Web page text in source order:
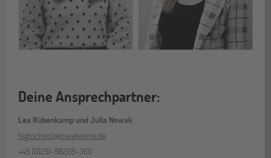
Deine Ansprechpartner:
Lea Rübenkamp und Julia Nowak
highschool@travelworks.de
+49 (0)251-98209-360